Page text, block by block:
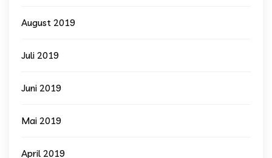
August 2019
Juli 2019
Juni 2019
Mai 2019
April 2019